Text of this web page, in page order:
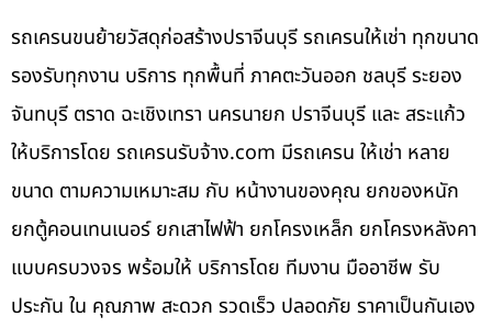
รถเครนขนย้ายวัสดุก่อสร้างปราจีนบุรี รถเครนให้เช่า ทุกขนาด
รองรับทุกงาน บริการ ทุกพื้นที่ ภาคตะวันออก ชลบุรี ระยอง
จันทบุรี ตราด ฉะเชิงเทรา นครนายก ปราจีนบุรี และ สระแก้ว
ให้บริการโดย รถเครนรับจ้าง.com มีรถเครน ให้เช่า หลาย
ขนาด ตามความเหมาะสม กับ หน้างานของคุณ ยกของหนัก
ยกตู้คอนเทนเนอร์ ยกเสาไฟฟ้า ยกโครงเหล็ก ยกโครงหลังคา
แบบครบวงจร พร้อมให้ บริการโดย ทีมงาน มืออาชีพ รับ
ประกัน ใน คุณภาพ สะดวก รวดเร็ว ปลอดภัย ราคาเป็นกันเอง